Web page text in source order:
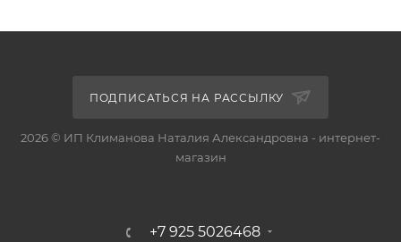
ПОДПИСАТЬСЯ НА РАССЫЛКУ
2026 © ИП Климанова Наталия Александровна - интернет-
магазин
+7 925 5026468